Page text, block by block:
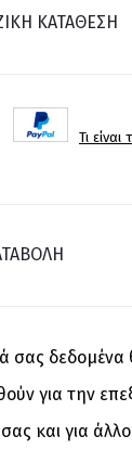
ΚΑΤΑΘΕΣΗ
Τι
σας δεδομένα
για την
και για